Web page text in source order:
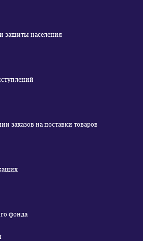
защиты населения
заказов на поставки товаров
фонда